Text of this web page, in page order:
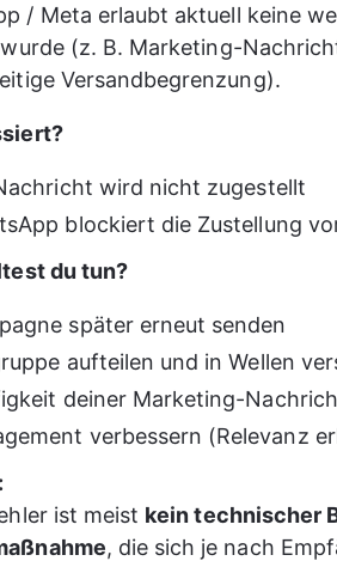
/ Meta erlaubt aktuell keine
(z. B. Marketing-
Versandbegrenzung).
wird nicht zugestellt
blockiert die Zustellung
du tun?
später erneut senden
aufteilen und in Wellen
deiner Marketing-
verbessern (Relevanz
ist meist kein technischer
, die sich je nach